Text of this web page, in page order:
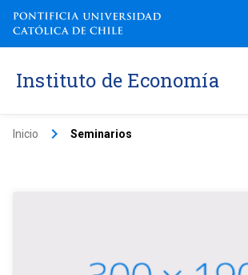
Instituto de Economía
Inicio keyboard_arrow_right Seminarios